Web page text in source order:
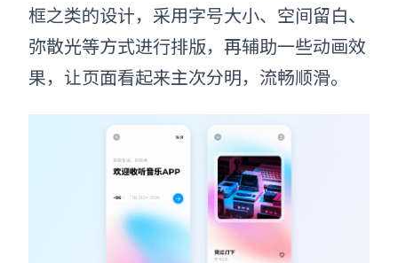
框之类的设计，采用字号大小、空间留白、
弥散光等方式进行排版，再辅助一些动画效
果，让页面看起来主次分明，流畅顺滑。